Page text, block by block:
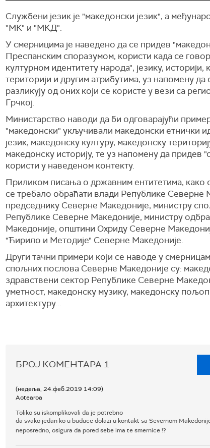
Службени језик је "македонски језик", а
"МК" и "МКД".
У смерницима је наведено да се придев
Преспанским споразумом, користи када се
културном идентитету народа", језику, историји,
територији и другим атрибутима, уз напомену да
разликују од оних који се користе у вези са
Грчкој.
Министарство наводи да би одговарајући
"македонски" укључивали македонски етнички
језик, македонску културу, македонску
македонску историју, те уз напомену да придев
користи у наведеном контекту.
Приликом писања о државним ентитетима, како
се требало обраћати влади Републике Северне
председнику Северне Македоније, министру
Републике Северне Македоније, министру
Македоније, општини Охриду Северне
"Ћирило и Методије" Северне Македоније.
Други тачни примери који се наводе у
спољних послова Северне Македоније су:
здравствени сектор Републике Северне
уметност, македонску музику, македонску
архитектуру...
БРОЈ КОМЕНТАРА 1
(недеља, 24.феб.2019 14:09)
Aotearoa
Toliko su iskomplikovali da je potrebno
da svako jedan ko u buduce dolazi u kontakt sa Severnom
neposredno, osigura da pored sebe ima te smernice !?